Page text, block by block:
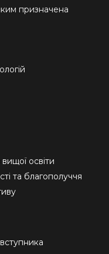
призначена
освіти
та благополуччя